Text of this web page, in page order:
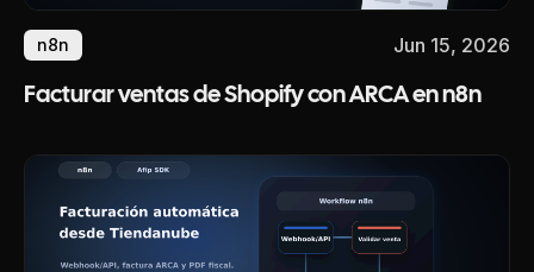
n8n Jun 15, 2026
Facturar ventas de Shopify con ARCA en n8n